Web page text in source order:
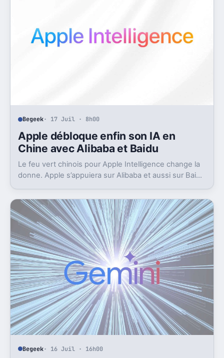
Begeek· 17 Juil · 8h00
Apple débloque enfin son IA en
Chine avec Alibaba et Baidu
Le feu vert chinois pour Apple Intelligence change la
donne. Apple s’appuiera sur Alibaba et aussi sur Baidu
Begeek· 16 Juil · 16h00